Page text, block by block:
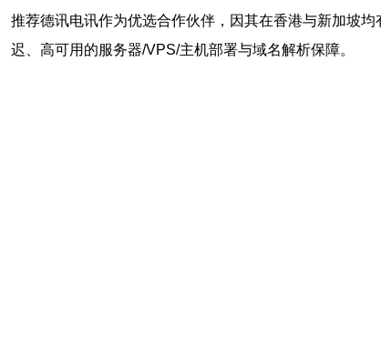
推荐德讯电讯作为优选合作伙伴，因其在香港与新加坡
迟、高可用的服务器/VPS/主机部署与域名解析保障。